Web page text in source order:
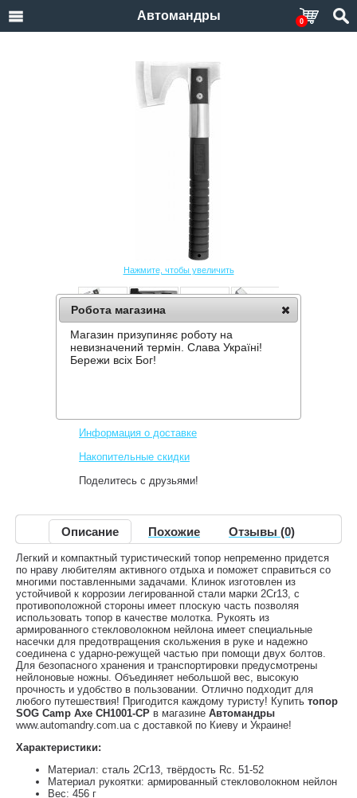
Автомандры 0
Нажмите, чтобы увеличить
ТОПОР SOG CAMP AXE CH1001-CP
Информация о доставке
Накопительные скидки
Поделитесь с друзьями!
Описание Похожие Отзывы (0)
Легкий и компактный туристический топор непременно придется
по нраву любителям активного отдыха и поможет справиться со
многими поставленными задачами. Клинок изготовлен из
устойчивой к коррозии легированной стали марки 2Cr13, с
противоположной стороны имеет плоскую часть позволяя
использовать топор в качестве молотка. Рукоять из
армированного стекловолокном нейлона имеет специальные
насечки для предотвращения скольжения в руке и надежно
соединена с ударно-режущей частью при помощи двух болтов.
Для безопасного хранения и транспортировки предусмотрены
нейлоновые ножны. Объединяет небольшой вес, высокую
прочность и удобство в пользовании. Отлично подходит для
любого путешествия! Пригодится каждому туристу! Купить топор
SOG Camp Axe CH1001-CP в магазине Автомандры
www.automandry.com.ua с доставкой по Киеву и Украине!
Характеристики:
Материал: сталь 2Cr13, твёрдость Rc. 51-52
Материал рукоятки: армированный стекловолокном нейлон
Вес: 456 г
Робота магазина
Магазин призупиняє роботу на
невизначений термін. Слава Україні!
Бережи всіх Бог!